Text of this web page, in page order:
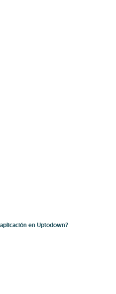
en Uptodown?